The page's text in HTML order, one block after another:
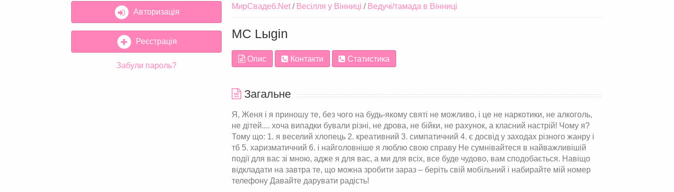
МирСвадеб.Net Весілля у Вінниці Ведучі/тамада в Вінниці
МС Lыgin
Опис Контакти Статистика
Загальне
Я, Женя і я приношу те, без чого на будь-якому святі не можливо, і це не наркотики, не алкоголь,
не дітей.... хоча випадки бували різні, не дрова, не бійки, не рахунок, а класний настрій! Чому я?
Тому що: 1. я веселий хлопець 2. креативний 3. симпатичний 4. є досвід у заходах різного жанру і
тб 5. харизматичний 6. і найголовніше я люблю свою справу Не сумнівайтеся в найважливішій
події для вас зі мною, адже я для вас, а ми для всіх, все буде чудово, вам сподобається. Навіщо
відкладати на завтра те, що можна зробити зараз – беріть свій мобільний і набирайте мій номер
телефону Давайте дарувати радість!
Авторизація
Реєстрація
Забули пароль?